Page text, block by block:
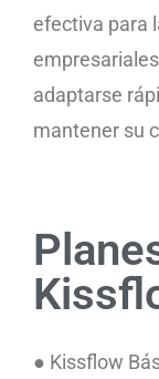
efectiva para
adaptarse
mantener su
● Kissflow